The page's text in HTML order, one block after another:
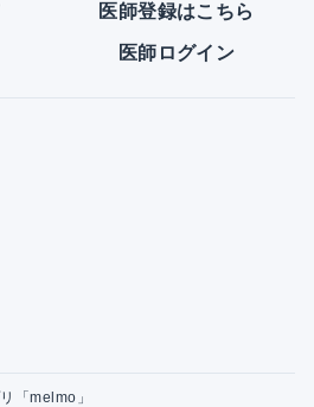
医師登録はこちら
医師ログイン
「melmo」